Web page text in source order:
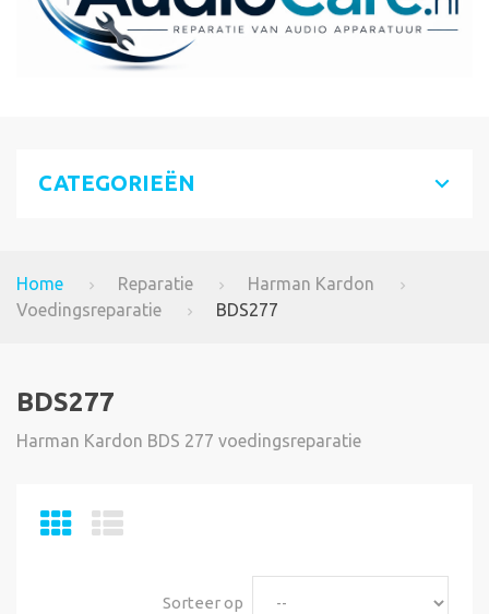
CATEGORIEËN
Home Reparatie
Harman Kardon
Voedingsreparatie
BDS277
BDS277
Harman Kardon BDS 277 voedingsreparatie
Sorteer op